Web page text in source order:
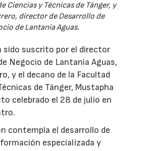
Ciencias y Técnicas de Tánger, y
director de Desarrollo de
de Lantania Aguas.
sido suscrito por el director
Negocio de Lantania Aguas,
y el decano de la Facultad
de Tánger, Mustapha
celebrado el 28 de julio en
contempla el desarrollo de
especializada y